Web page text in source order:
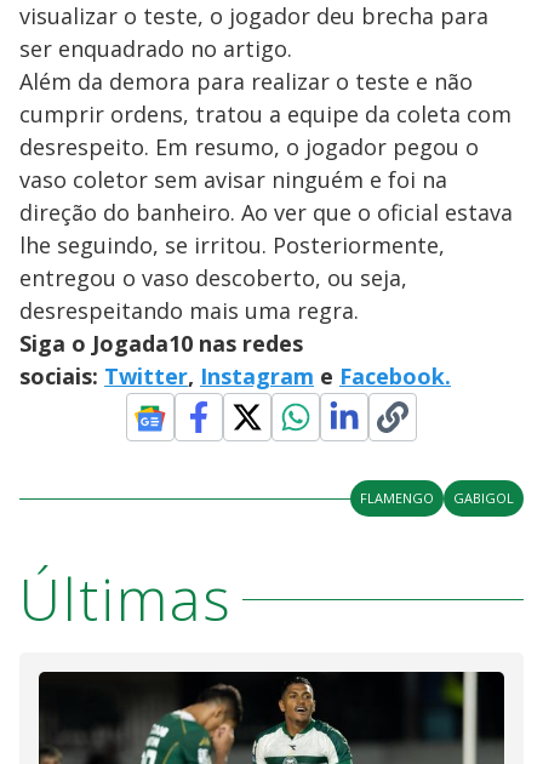
visualizar o teste, o jogador deu brecha para
ser enquadrado no artigo.
Além da demora para realizar o teste e não
cumprir ordens, tratou a equipe da coleta com
desrespeito. Em resumo, o jogador pegou o
vaso coletor sem avisar ninguém e foi na
direção do banheiro. Ao ver que o oficial estava
lhe seguindo, se irritou. Posteriormente,
entregou o vaso descoberto, ou seja,
desrespeitando mais uma regra.
Siga o Jogada10 nas redes
sociais: Twitter, Instagram e Facebook.
FLAMENGO GABIGOL
Últimas